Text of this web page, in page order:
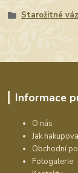
Starožitné
Informace
O nás
Jak
Obchodní
Fotogalerie